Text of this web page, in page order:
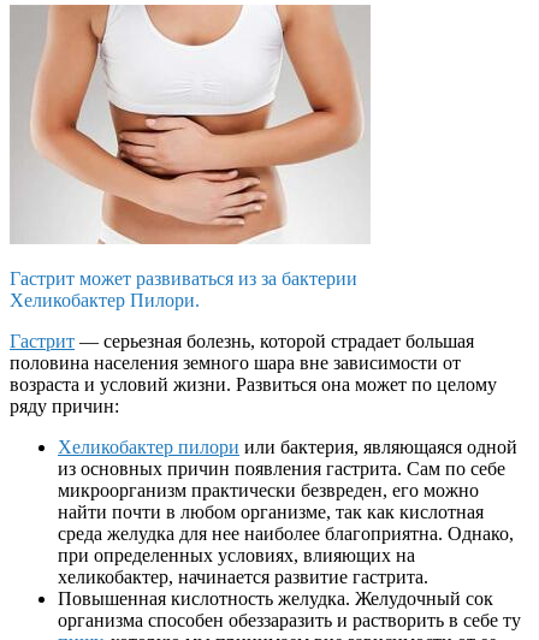
Гастрит может развиваться из за бактерии
Хеликобактер Пилори.
Гастрит — серьезная болезнь, которой страдает большая
половина населения земного шара вне зависимости от
возраста и условий жизни. Развиться она может по целому
ряду причин:
Хеликобактер пилори или бактерия, являющаяся одной
из основных причин появления гастрита. Сам по себе
микроорганизм практически безвреден, его можно
найти почти в любом организме, так как кислотная
среда желудка для нее наиболее благоприятна. Однако,
при определенных условиях, влияющих на
хеликобактер, начинается развитие гастрита.
Повышенная кислотность желудка. Желудочный сок
организма способен обеззаразить и растворить в себе ту